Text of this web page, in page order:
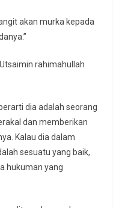
akan murka kepada
rahimahullah
dia adalah seorang
dan memberikan
Kalau dia dalam
sesuatu yang baik,
hukuman yang